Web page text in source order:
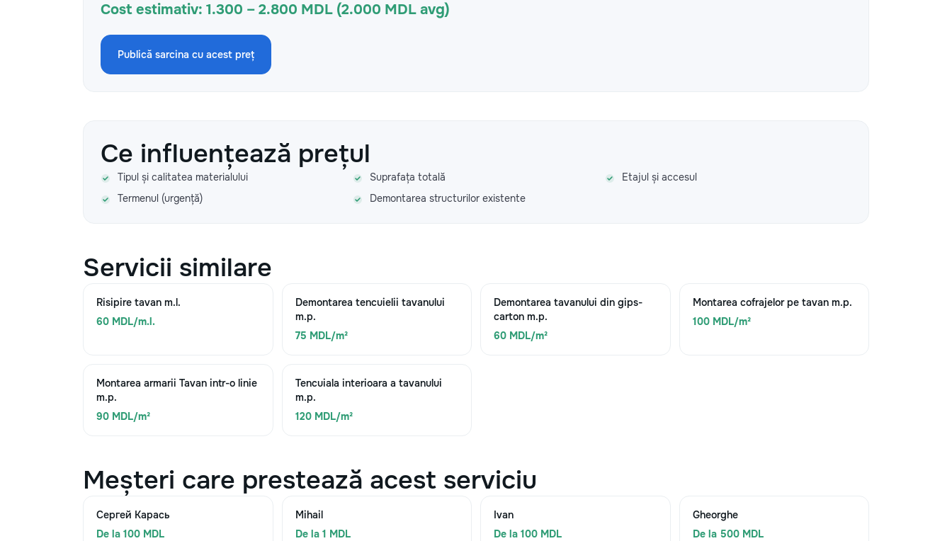
Cost estimativ: 1.300 – 2.800 MDL (2.000 MDL avg)
Publică sarcina cu acest preț
Ce influențează prețul
Tipul și calitatea materialului Suprafața totală
Etajul și accesul
Termenul (urgență)
Demontarea structurilor existente
Servicii similare
Risipire tavan m.l.
60 MDL/m.l.
Demontarea tencuielii tavanului
m.p.
75 MDL/m²
Demontarea tavanului din gips-
carton m.p.
60 MDL/m²
Montarea cofrajelor pe tavan m.p.
100 MDL/m²
Montarea armarii Tavan intr-o linie
m.p.
90 MDL/m²
Tencuiala interioara a tavanului
m.p.
120 MDL/m²
Meșteri care prestează acest serviciu
Сергей Карась
De la 100 MDL
Mihail
De la 1 MDL
Ivan
De la 100 MDL
Gheorghe
De la 500 MDL